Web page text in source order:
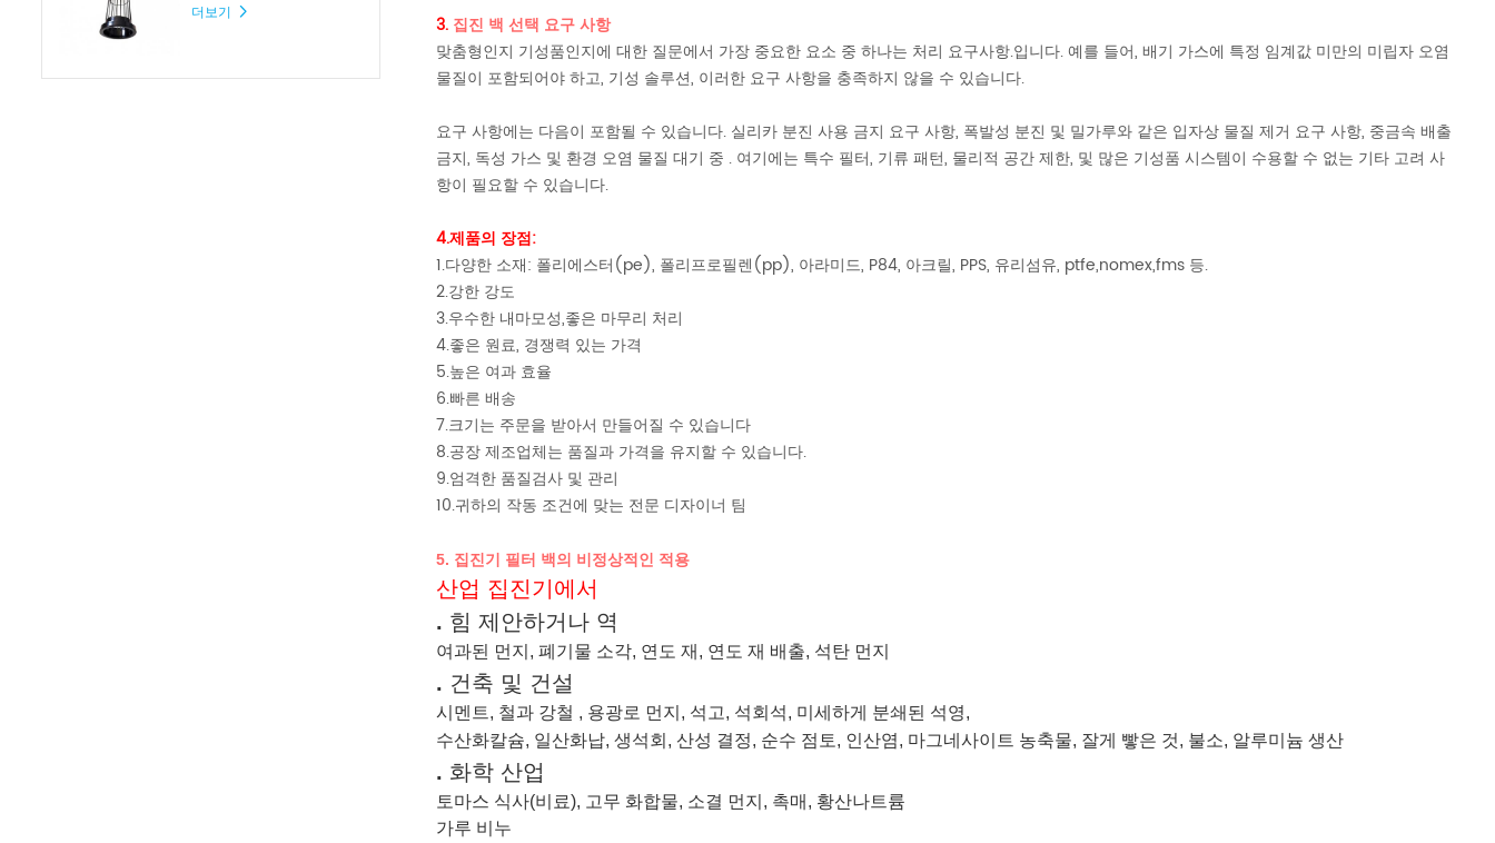
더보기 3.집진 백 선택 요구 사항
맞춤형인지 기성품인지에 대한 질문에서 가장 중요한 요소 중 하나는 처리 요구사항.입니다. 예를 들어, 배기 가스에 특정 임계값 미만의 미립자 오염
물질이 포함되어야 하고, 기성 솔루션, 이러한 요구 사항을 충족하지 않을 수 있습니다.
요구 사항에는 다음이 포함될 수 있습니다. 실리카 분진 사용 금지 요구 사항, 폭발성 분진 및 밀가루와 같은 입자상 물질 제거 요구 사항, 중금속 배출
금지, 독성 가스 및 환경 오염 물질 대기 중 . 여기에는 특수 필터, 기류 패턴, 물리적 공간 제한, 및 많은 기성품 시스템이 수용할 수 없는 기타 고려 사
항이 필요할 수 있습니다.
4.제품의 장점:
1.다양한 소재: 폴리에스터(pe), 폴리프로필렌(pp), 아라미드, P84, 아크릴, PPS, 유리섬유, ptfe,nomex,fms 등.
2.강한 강도
3.우수한 내마모성,좋은 마무리 처리
4.좋은 원료, 경쟁력 있는 가격
5.높은 여과 효율
6.빠른 배송
7.크기는 주문을 받아서 만들어질 수 있습니다
8.공장 제조업체는 품질과 가격을 유지할 수 있습니다.
9.엄격한 품질검사 및 관리
10.귀하의 작동 조건에 맞는 전문 디자이너 팀
5. 집진기 필터 백의 비정상적인 적용
산업 집진기에서
. 힘 제안하거나역
여과된 먼지 , 폐기물 소각, 연도 재, 연도 재 배출, 석탄 먼지
. 건축 및 건설
시멘트, 철과 강철 , 용광로 먼지, 석고, 석회석, 미세하게 분쇄된 석영,
수산화칼슘, 일산화납, 생석회, 산성 결정, 순수 점토, 인산염, 마그네사이트 농축물, 잘게 빻은 것, 불소, 알루미늄 생산
. 화학 산업
토마스 식사(비료), 고무 화합물, 소결 먼지, 촉매 , 황산나트륨
가루 비누